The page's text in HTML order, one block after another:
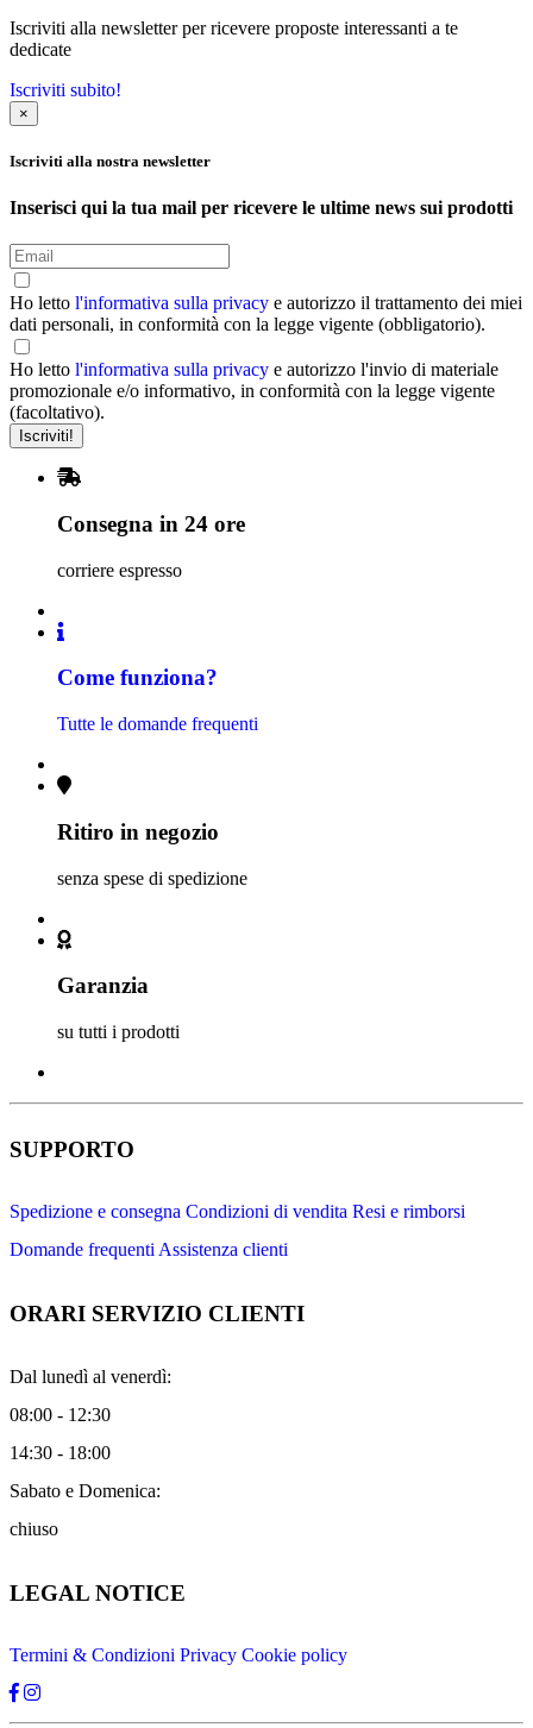
Iscriviti alla newsletter per ricevere proposte interessanti a te
dedicate
Iscriviti subito!
×
Iscriviti alla nostra newsletter
Inserisci qui la tua mail per ricevere le ultime news sui prodotti
Ho letto l'informativa sulla privacy e autorizzo il trattamento dei miei
dati personali, in conformità con la legge vigente (obbligatorio).
Ho letto l'informativa sulla privacy e autorizzo l'invio di materiale
promozionale e/o informativo, in conformità con la legge vigente
(facoltativo).
Consegna in 24 ore
corriere espresso
Come funziona?
Tutte le domande frequenti
Ritiro in negozio
senza spese di spedizione
Garanzia
su tutti i prodotti
SUPPORTO
Spedizione e consegna Condizioni di vendita Resi e rimborsi
Domande frequentiAssistenza clienti
ORARI SERVIZIO CLIENTI
Dal lunedì al venerdì:
08:00 - 12:30
14:30 - 18:00
Sabato e Domenica:
chiuso
LEGAL NOTICE
Termini & Condizioni Privacy Cookie policy